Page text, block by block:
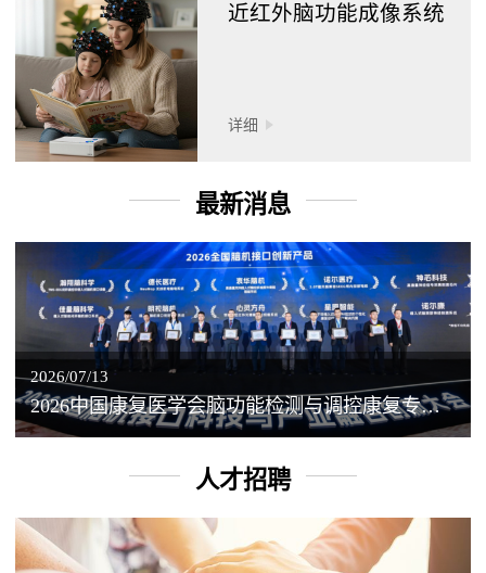
近红外脑功能成像系统
详细
最新消息
2026/07/13
2026中国康复医学会脑功能检测与调控康复专业委员会学术年会丨脑客中国：脑机接口——EEG驱动TMS闭环调控工作坊
人才招聘